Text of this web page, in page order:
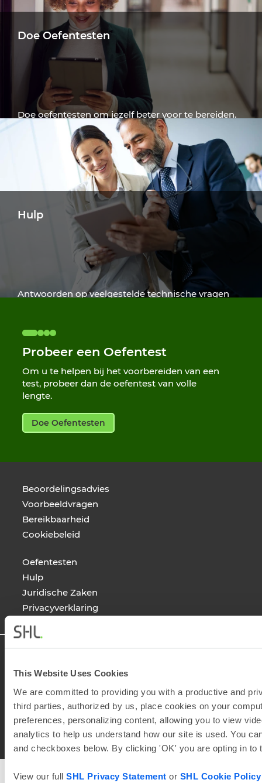
This Website Uses Cookies
We are committed to providing you with a productive and
third parties, authorized by us, place cookies on your
preferences, personalizing content, allowing you to view
analytics to help us understand how our site is used. You
and checkboxes below. By clicking 'OK' you are opting in to
View our full SHL Privacy Statement or SHL Cookie Policy
Doe Oefentesten
Doe oefentesten om jezelf beter voor te bereiden.
De testen zijn beschikbaar in verschillende talen.
Probeer een Test
Hulp
Antwoorden op veelgestelde technische vragen
Probeer een Oefentest
Om u te helpen bij het voorbereiden van een
test, probeer dan de oefentest van volle
lengte.
Doe Oefentesten
Beoordelingsadvies
Voorbeeldvragen
Bereikbaarheid
Cookiebeleid
Oefentesten
Hulp
Juridische Zaken
Privacyverklaring
© 2026SHL and its affiliates. All rights reserved.